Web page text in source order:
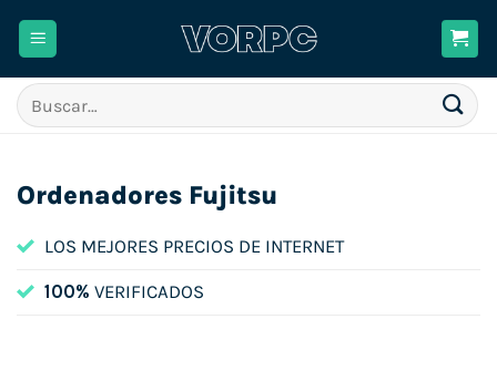
Buscar
por:
Ordenadores Fujitsu
LOS MEJORES PRECIOS DE INTERNET
100% VERIFICADOS